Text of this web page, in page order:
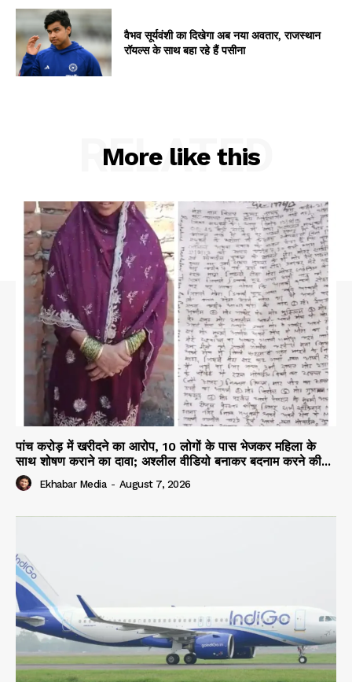
वैभव सूर्यवंशी का दिखेगा अब नया अवतार, राजस्थान
रॉयल्स के साथ बहा रहे हैं पसीना
More like this
RELATED
पांच करोड़ में खरीदने का आरोप, 10 लोगों के पास भेजकर महिला के
साथ शोषण कराने का दावा; अश्लील वीडियो बनाकर बदनाम करने की...
Ekhabar Media - August 7, 2026